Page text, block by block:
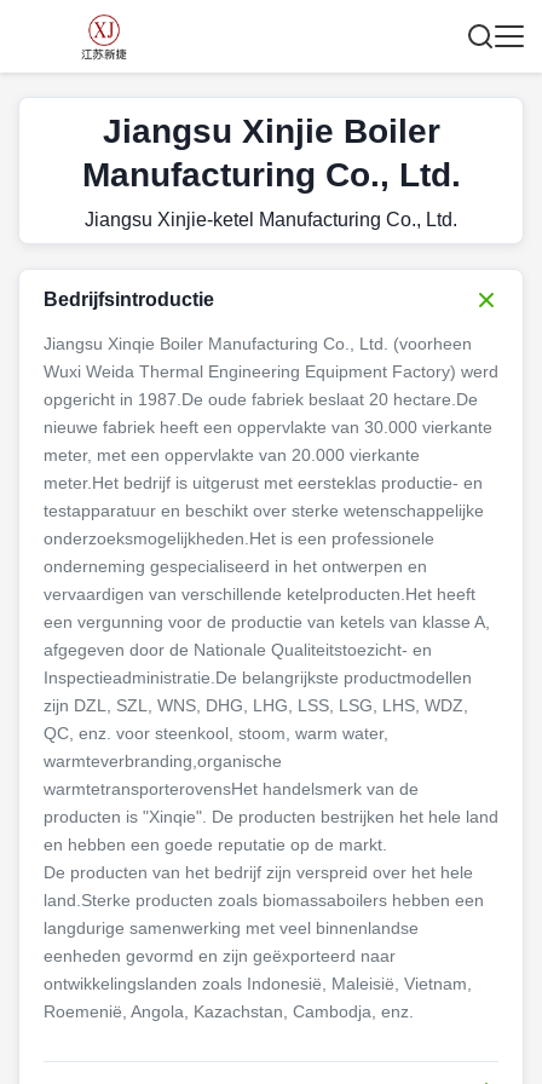
Jiangsu Xinjie Boiler
Manufacturing Co., Ltd.
Jiangsu Xinjie-ketel Manufacturing Co., Ltd.
Bedrijfsintroductie
Jiangsu Xinqie Boiler Manufacturing Co., Ltd. (voorheen
Wuxi Weida Thermal Engineering Equipment Factory) werd
opgericht in 1987.De oude fabriek beslaat 20 hectare.De
nieuwe fabriek heeft een oppervlakte van 30.000 vierkante
meter, met een oppervlakte van 20.000 vierkante
meter.Het bedrijf is uitgerust met eersteklas productie- en
testapparatuur en beschikt over sterke wetenschappelijke
onderzoeksmogelijkheden.Het is een professionele
onderneming gespecialiseerd in het ontwerpen en
vervaardigen van verschillende ketelproducten.Het heeft
een vergunning voor de productie van ketels van klasse A,
afgegeven door de Nationale Qualiteitstoezicht- en
Inspectieadministratie.De belangrijkste productmodellen
zijn DZL, SZL, WNS, DHG, LHG, LSS, LSG, LHS, WDZ,
QC, enz. voor steenkool, stoom, warm water,
warmteverbranding,organische
warmtetransporterovensHet handelsmerk van de
producten is "Xinqie". De producten bestrijken het hele land
en hebben een goede reputatie op de markt.
De producten van het bedrijf zijn verspreid over het hele
land.Sterke producten zoals biomassaboilers hebben een
langdurige samenwerking met veel binnenlandse
eenheden gevormd en zijn geëxporteerd naar
ontwikkelingslanden zoals Indonesië, Maleisië, Vietnam,
Roemenië, Angola, Kazachstan, Cambodja, enz.